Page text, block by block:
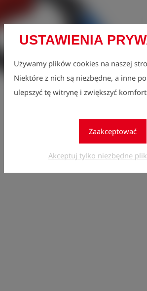
USTAWIENIA
Używamy plików cookies na naszej
Niektóre z nich są niezbędne, a inne
ulepszyć tę witrynę i zwiększyć
Zaakceptować
Akceptuj tylko niezbędne